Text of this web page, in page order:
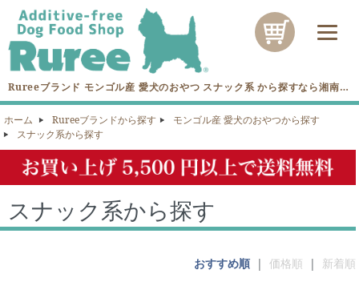
Rureeブランド モンゴル産 愛犬のおやつ スナック系 から探すなら湘南の
無添加愛犬フード専門店Rureeへ！
ホーム
Rureeブランドから探す
モンゴル産 愛犬のおやつから探す
スナック系から探す
スナック系から探す
おすすめ順| 価格順 | 新着順